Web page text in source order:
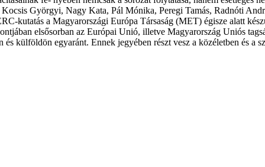
Györgyi, Nagy Kata, Pál Mónika, Peregi Tamás, Radnóti
kutatás a Magyarországi Európa Társaság (MET) égisze alatt
elsősorban az Európai Unió, illetve Magyarország Uniós
külföldön egyaránt. Ennek jegyében részt vesz a közéletben és